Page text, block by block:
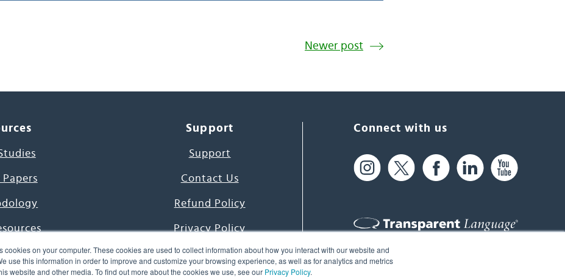
cookies on your computer. These cookies are used to collect information about how you interact with our website and
use this information in order to improve and customize your browsing experience, as well as for analytics and metrics
website and other media. To find out more about the cookies we use, see our Privacy Policy.
Newer post
Project
Support
Support
Contact Us
Refund Policy
Privacy Policy
Terms & Conditions
Connect with us
61 Spit Brook Rd, Suite 104,